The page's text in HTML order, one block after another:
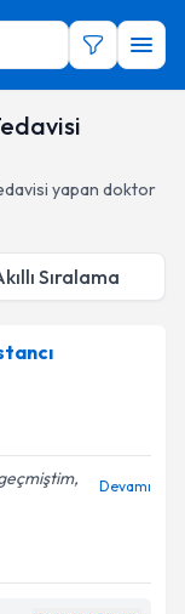
yapan doktor
Sıralama
Devamı